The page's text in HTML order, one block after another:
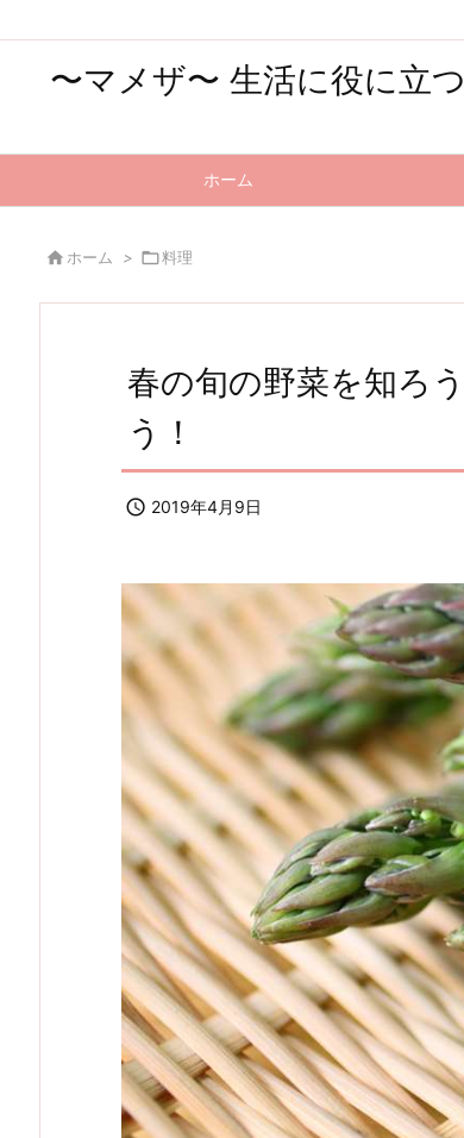
〜マメザ〜 生活に役に立
ホーム
 ホーム > 料理
春の旬の野菜を知ろ
う！
 2019年4月9日